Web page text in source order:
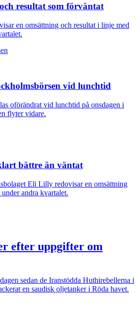
resultat som förväntat
en omsättning och resultat i linje med
vid lunchtid
oförändrat vid lunchtid på onsdagen i
flyter vidare.
bättre än väntat
Eli Lilly redovisar en omsättning
andra kvartalet.
efter uppgifter om
sedan de Iranstödda Huthirebellerna i
en saudisk oljetanker i Röda havet.